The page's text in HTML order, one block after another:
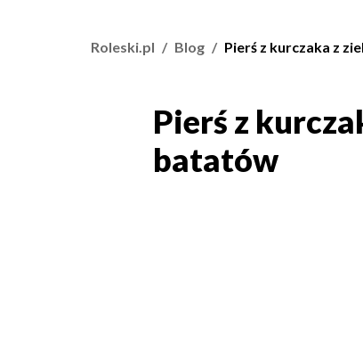
Roleski.pl Blog Pierś z kurczaka z
Pierś z
Pierś z
batatów